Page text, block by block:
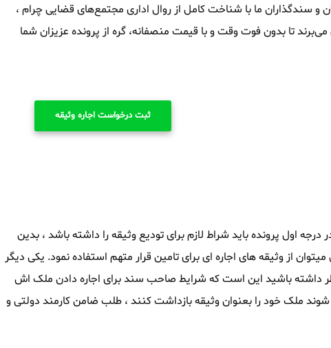
سندگذاران ما با شناخت کامل از روال اداری مجتمع‌های قضایی چرام ،
تا بدون فوت وقت و با قیمت منصفانه، گره از پرونده عزیزان شما
ثبت درخواست اجاره وثیقه
درجه اول پرونده باید شراط لازم برای تودیع وثیقه را داشته باشد ، بدین
از وثیقه های اجاره ای برای تامین قرار متهم استفاده نمود. یکی دیگر
نظر داشته باشید این است که شرایط صاحب سند برای اجاره دادن ملک اش
ملک خود را بعنوان وثیقه بازداشت کنند ، طلب ضامن کارمند دولتی و